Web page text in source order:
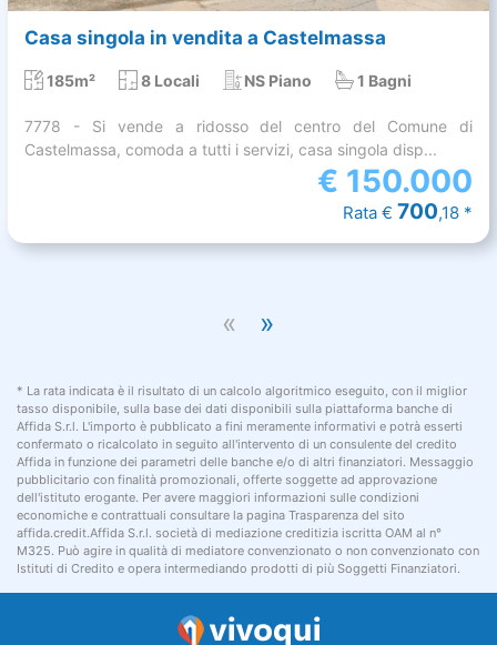
Casa singola in vendita a Castelmassa
185m² 8 Locali NS Piano 1 Bagni
7778 - Si vende a ridosso del centro del Comune di
Castelmassa, comoda a tutti i servizi, casa singola disp...
€ 150.000
Rata € 700,18 *
« »
* La rata indicata è il risultato di un calcolo algoritmico eseguito, con il miglior
tasso disponibile, sulla base dei dati disponibili sulla piattaforma banche di
Affida S.r.l. L'importo è pubblicato a fini meramente informativi e potrà esserti
confermato o ricalcolato in seguito all'intervento di un consulente del credito
Affida in funzione dei parametri delle banche e/o di altri finanziatori. Messaggio
pubblicitario con finalità promozionali, offerte soggette ad approvazione
dell'istituto erogante. Per avere maggiori informazioni sulle condizioni
economiche e contrattuali consultare la pagina Trasparenza del sito
affida.credit.Affida S.r.l. società di mediazione creditizia iscritta OAM al n°
M325. Può agire in qualità di mediatore convenzionato o non convenzionato con
Istituti di Credito e opera intermediando prodotti di più Soggetti Finanziatori.